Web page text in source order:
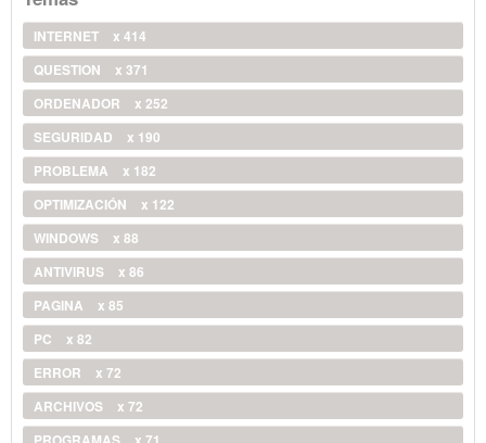
INTERNET
x 414
QUESTION
x 371
ORDENADOR
x 252
SEGURIDAD
x 190
PROBLEMA
x 182
OPTIMIZACIÓN
x 122
WINDOWS
x 88
ANTIVIRUS
x 86
PAGINA
x 85
PC
x 82
ERROR
x 72
ARCHIVOS
x 72